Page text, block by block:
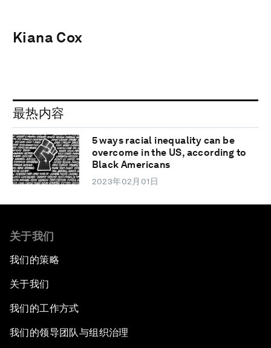
Kiana Cox
最热内容
5 ways racial inequality can be
overcome in the US, according to
Black Americans
2023年02月01日
关于我们
我们的策略
关于我们
我们的工作方式
我们的领导团队与组织治理